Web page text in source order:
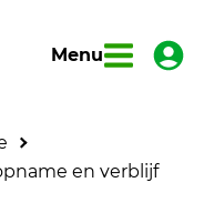
Menu
en verblijf